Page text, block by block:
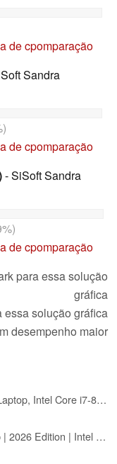
de cpomparação
Sandra
de cpomparação
- SiSoft Sandra
de cpomparação
para essa solução
gráfica
essa solução gráfica
desempenho maior
Dell Latitude 7490 Business Laptop, Intel Core i7-8650U, 16GB DDR4 RAM, 512GB SSD, 14" HD (1366x768), CAM, HDMI, Windows 11 Pro (Renewed)
HP New Core i7 15.6" Laptop | 2026 Edition | Intel High-Performance Core i7-1255U up to 4.7GHz | 16GB RAM - 1TB PCIe SSD | Webcam | FHD | Long Battery Life | Windows 11 | Business & Academic